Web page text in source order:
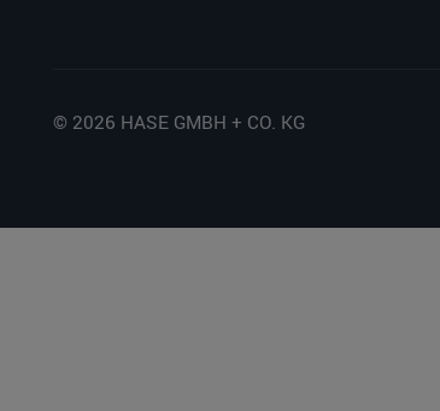
© 2026 HASE GMBH + CO. KG